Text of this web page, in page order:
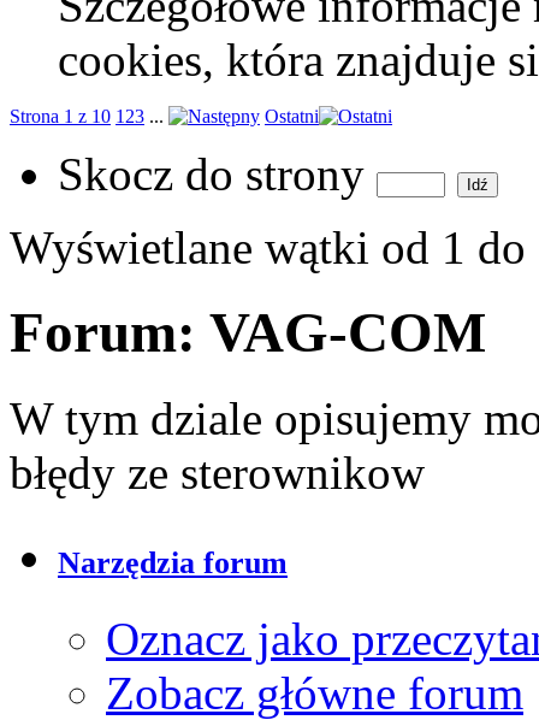
cookies, która znajduje
Strona 1 z 10 1 23 ... Ostatni
Skocz do strony
Wyświetlane wątki od 1 do
Forum: VAG-COM
W tym dziale opisujemy
błędy ze sterownikow
Narzędzia forum
Oznacz jako
Zobacz główne forum